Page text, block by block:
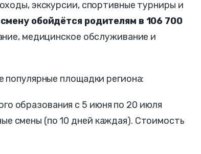
экскурсии, спортивные турниры и
обойдётся родителям в 106 700
медицинское обслуживание и
площадки региона:
образования с 5 июня по 20 июля
смены (по 10 дней каждая). Стоимость